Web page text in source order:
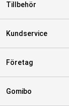
Tillbehör
Kundservice
Företag
Gomibo